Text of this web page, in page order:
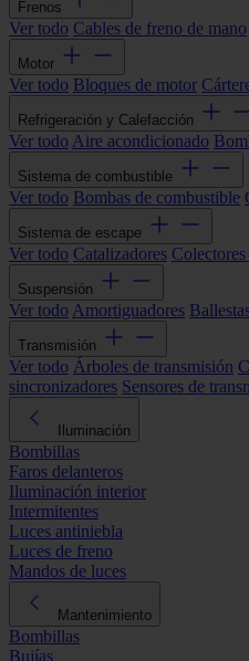
Frenos
Ver todo Cables de freno de mano
Motor
Ver todo Bloques de motor
Refrigeración y Calefacción
Ver todo Aire acondicionado
Sistema de combustible
Ver todo Bombas de combustible
Sistema de escape
Ver todo Catalizadores Colectores
Suspensión
Ver todo Amortiguadores
Transmisión
Ver todo Árboles de transmisión
sincronizadores Sensores de
Iluminación
Bombillas
Faros delanteros
Iluminación interior
Intermitentes
Luces antiniebla
Luces de freno
Mandos de luces
Mantenimiento
Bombillas
Bujías